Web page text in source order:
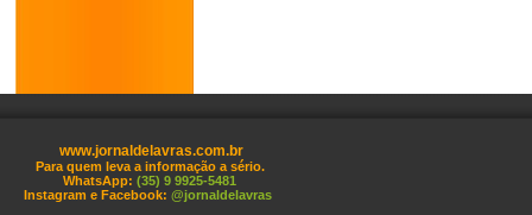
www.jornaldelavras.com.br
Para quem leva a informação a sério.
WhatsApp: (35) 9 9925-5481
Instagram e Facebook: @jornaldelavras